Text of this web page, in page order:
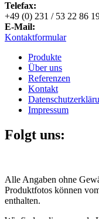
Telefax:
+49 (0) 231 / 53 22 86
E-Mail:
Kontaktformular
Produkte
Über uns
Referenzen
Kontakt
Impressum
Folgt uns:
Alle Angaben ohne
Produktfotos können
enthalten.